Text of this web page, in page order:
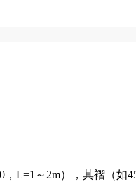
L=1～2m），其褶（